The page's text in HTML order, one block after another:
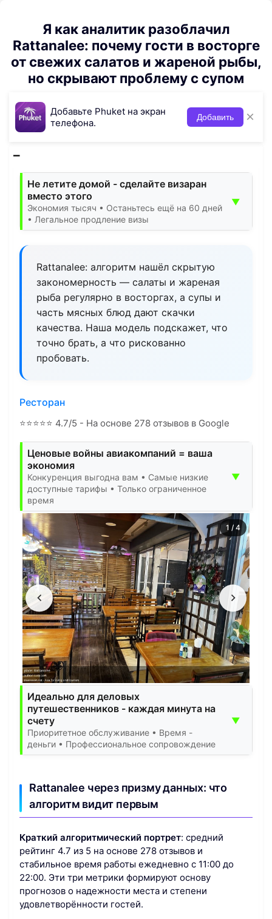
Я как аналитик разоблачил
Rattanalee: почему гости в восторге
от свежих салатов и жареной рыбы,
но скрывают проблему с супом
Добавьте Phuket на экран
телефона.
Добавить ×
Не летите домой - сделайте визаран
вместо этого
Экономия тысяч • Останьтесь ещё на 60 дней
• Легальное продление визы
▼
Rattanalee: алгоритм нашёл скрытую
закономерность — салаты и жареная
рыба регулярно в восторгах, а супы и
часть мясных блюд дают скачки
качества. Наша модель подскажет, что
точно брать, а что рискованно
пробовать.
Ресторан
⭐⭐⭐⭐⭐ 4.7/5 - На основе 278 отзывов в Google
Ценовые войны авиакомпаний = ваша
экономия
Конкуренция выгодна вам • Самые низкие
доступные тарифы • Только ограниченное
время
▼
1 / 4
Идеально для деловых
путешественников - каждая минута на
счету
Приоритетное обслуживание • Время -
деньги • Профессиональное сопровождение
▼
Rattanalee через призму данных: что
алгоритм видит первым
Краткий алгоритмический портрет: средний
рейтинг 4.7 из 5 на основе 278 отзывов и
стабильное время работы ежедневно с 11:00 до
22:00. Эти три метрики формируют основу
прогнозов о надежности места и степени
удовлетворённости гостей.